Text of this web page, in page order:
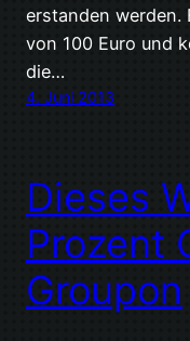
erstanden werden.
von 100 Euro und
die…
4. Juni 2013
Dieses
Prozent
Groupon